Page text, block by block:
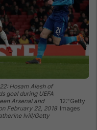
Hosam Aiesh of
goal during UEFA
Arsenal and
February 22, 2018
Ivill/Getty
12:"Getty
Images